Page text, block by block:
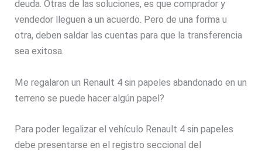
deuda. Otras de las soluciones, es que comprador y
vendedor lleguen a un acuerdo. Pero de una forma u
otra, deben saldar las cuentas para que la transferencia
sea exitosa.
Me regalaron un Renault 4 sin papeles abandonado en un
terreno se puede hacer algún papel?
Para poder legalizar el vehículo Renault 4 sin papeles
debe presentarse en el registro seccional del